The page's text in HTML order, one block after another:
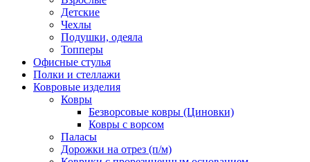
Детские
Чехлы
Подушки, одеяла
Топперы
Офисные стулья
Полки и стеллажи
Ковровые изделия
Ковры
Безворсовые ковры (Циновки)
Ковры с ворсом
Паласы
Дорожки на отрез (п/м)